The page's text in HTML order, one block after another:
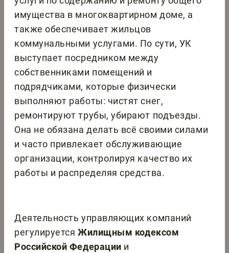
имущества в многоквартирном доме, а
также обеспечивает жильцов
коммунальными услугами. По сути, УК
выступает посредником между
собственниками помещений и
подрядчиками, которые физически
выполняют работы: чистят снег,
ремонтируют трубы, убирают подъезды.
Она не обязана делать всё своими силами
и часто привлекает обслуживающие
организации, контролируя качество их
работы и распределяя средства.
Деятельность управляющих компаний
регулируетсяЖилищным кодексом
Российской Федерации и